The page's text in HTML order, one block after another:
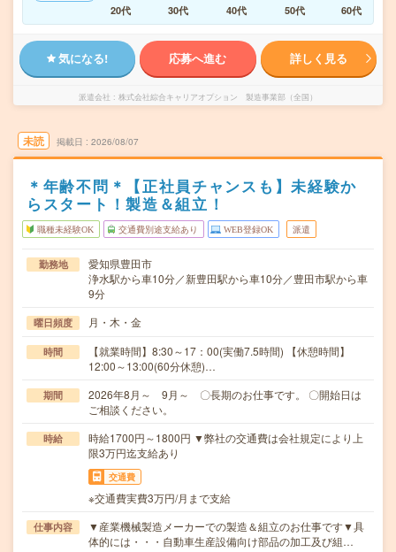
20代
30代 40代 50代 60代
気になる! 応募へ進む 詳しく見る
派遣会社 株式会社綜合キャリアオプション 製造事業部（全国）
未読 掲載日 2026/08/07
＊年齢不問＊【正社員チャンスも】未経験か
らスタート！製造＆組立！
職種未経験OK 交通費別途支給あり WEB登録OK 派遣
勤務地
愛知県豊田市
浄水駅から車10分／新豊田駅から車10分／豊田市駅から車
9分
曜日頻度 月・木・金
時間
【就業時間】8:30～17：00(実働7.5時間) 【休憩時間】
12:00～13:00(60分休憩)…
期間
2026年8月～ 9月～ 〇長期のお仕事です。 〇開始日は
ご相談ください。
時給
時給1700円～1800円 ▼弊社の交通費は会社規定により上
限3万円迄支給あり
交通費
※交通費実費3万円/月まで支給
仕事内容
▼産業機械製造メーカーでの製造＆組立のお仕事です▼具
体的には・・・自動車生産設備向け部品の加工及び組…